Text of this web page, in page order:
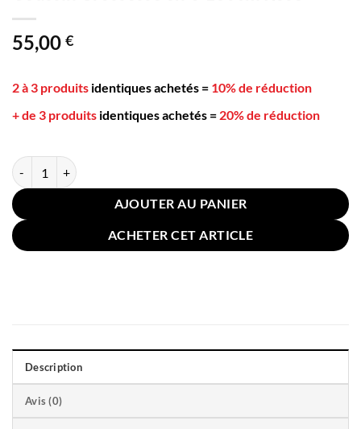
55,00 €
2 à 3 produits identiques achetés = 10% de réduction
+ de 3 produits identiques achetés = 20% de réduction
quantité de Coussin Grossesse en U 130cm Rose
AJOUTER AU PANIER
ACHETER CET ARTICLE
Description
Avis (0)